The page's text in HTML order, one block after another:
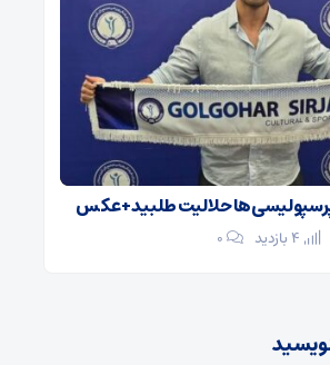
پرسپولیسی‌ها حلالیت طلبید + عکس
۰